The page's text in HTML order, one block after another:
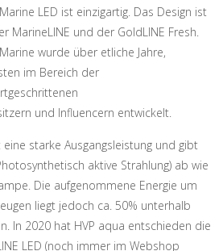
LED ist einzigartig. Das Design ist
MarineLINE und der GoldLINE Fresh.
wurde über etliche Jahre,
im Bereich der
und Influencern entwickelt.
starke Ausgangsleistung und gibt
aktive Strahlung) ab wie
Die aufgenommene Energie um
liegt jedoch ca. 50% unterhalb
In 2020 hat HVP aqua entschieden die
LED (noch immer im Webshop